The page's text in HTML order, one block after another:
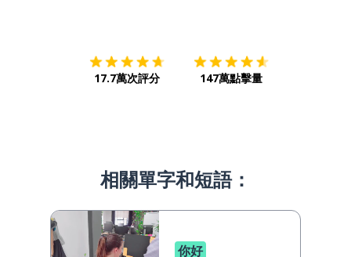
17.7萬次評分 147萬點擊量
相關單字和短語：
你好